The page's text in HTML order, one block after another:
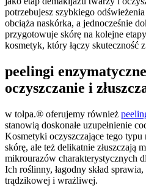
potrzebujesz szybkiego
obciąża naskórka, a jednocześnie
przygotowuje skórę na kolejne
kosmetyk, który łączy skuteczność
peelingi
oczyszczanie i
w tołpa.® oferujemy również
stanowią doskonałe uzupełnienie
Kosmetyki oczyszczające tego typu
skórę, ale też delikatnie złuszczają
mikrourazów charakterystycznych
Ich roślinny, łagodny skład
trądzikowej i wrażliwej.